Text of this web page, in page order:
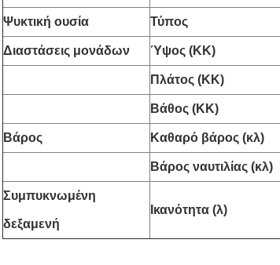
Ψυκτική ουσία Τύπος
Διαστάσεις μονάδων Ύψος (ΚΚ)
Πλάτος (ΚΚ)
Βάθος (ΚΚ)
Βάρος Καθαρό βάρος (κλ)
Βάρος ναυτιλίας (κλ)
Συμπυκνωμένη
δεξαμενή
Ικανότητα (λ)